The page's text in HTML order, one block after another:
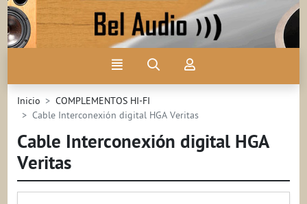
Ir al contenido principal de la página
Menú Búsqueda
Inicio
COMPLEMENTOS HI-FI
Cable Interconexión digital HGA Veritas
Cable Interconexión digital HGA
Veritas